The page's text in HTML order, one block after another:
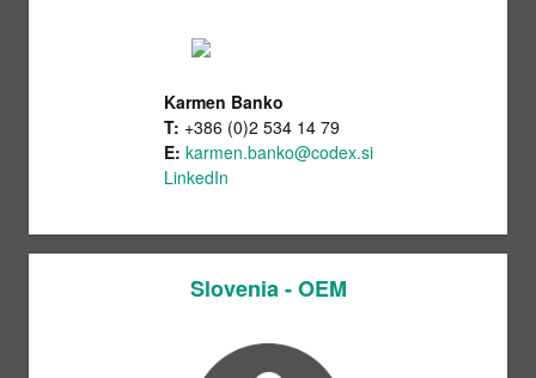
Karmen Banko
T: +386 (0)2 534 14 79
E: karmen.banko@codex.si
LinkedIn
Slovenia - OEM